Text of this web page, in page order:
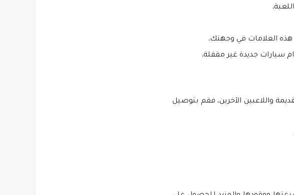
العلامات في وجهتك.
سيارات جديدة غير مقفلة.
واللاعبين الآخرين، فقم بتوصيل